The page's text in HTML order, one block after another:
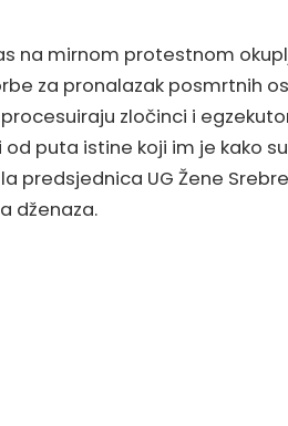
na mirnom protestnom
za pronalazak posmrtnih
zločinci i
puta istine koji im je kako
predsjednica UG Žene
dženaza.